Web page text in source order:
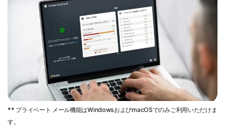
** プライベート メール機能はWindowsおよびmacOSでのみご利用いただけま
す。